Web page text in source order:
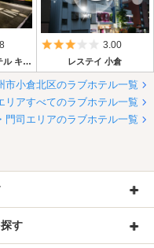
のうち3.5
HOTEL CUBE (ホテル キューブ)
5つ星のうち3
3.00
レステイ 小倉
市小倉北区のラブホテル一覧
リアすべてのラブホテル一覧
門司エリアのラブホテル一覧
す